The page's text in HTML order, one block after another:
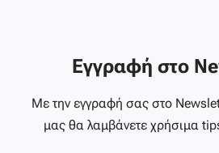
Εγγραφή στο
Με την εγγραφή σας στο
μας θα λαμβάνετε χρήσιμα